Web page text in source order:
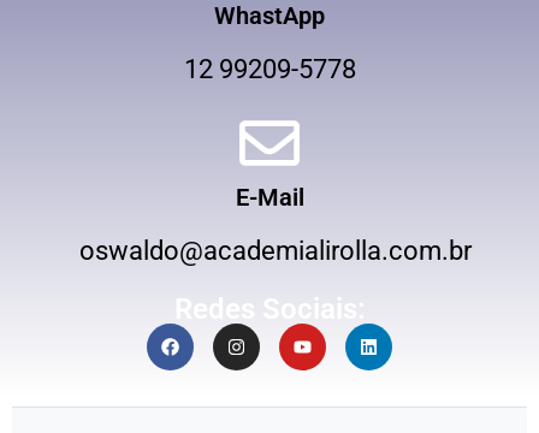
WhastApp
12 99209-5778
E-Mail
oswaldo@academialirolla.com.br
Redes Sociais: